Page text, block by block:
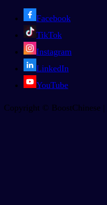
Facebook
TikTok
Instagram
LinkedIn
YouTube
Copyright © BoostChinese |